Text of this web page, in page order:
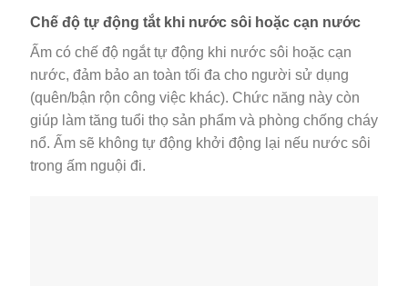
Chế độ tự động tắt khi nước sôi hoặc cạn nước
Ấm có chế độ ngắt tự động khi nước sôi hoặc cạn
nước, đảm bảo an toàn tối đa cho người sử dụng
(quên/bận rộn công việc khác). Chức năng này còn
giúp làm tăng tuổi thọ sản phẩm và phòng chống cháy
nổ. Ấm sẽ không tự động khởi động lại nếu nước sôi
trong ấm nguội đi.